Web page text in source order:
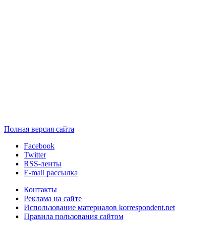
Полная версия сайта
Facebook
Twitter
RSS-ленты
E-mail рассылка
Контакты
Реклама на сайте
Использование материалов korrespondent.net
Правила пользования сайтом